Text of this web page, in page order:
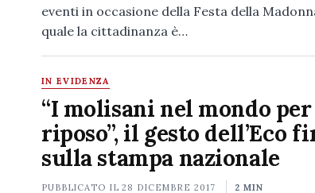
eventi in occasione della Festa della
quale la cittadinanza è…
IN EVIDENZA
“I molisani nel mondo per
riposo”, il gesto dell’Eco
sulla stampa nazionale
PUBBLICATO IL28 DICEMBRE 2017 2 MIN